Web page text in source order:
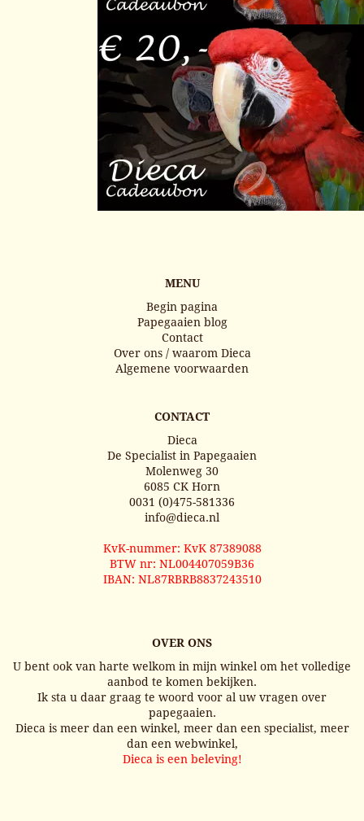
MENU
Begin pagina
Papegaaien blog
Contact
Over ons / waarom Dieca
Algemene voorwaarden
CONTACT
Dieca
De Specialist in Papegaaien
Molenweg 30
6085 CK Horn
0031 (0)475-581336
info@dieca.nl
KvK-nummer: KvK 87389088
BTW nr: NL004407059B36
IBAN: NL87RBRB8837243510
OVER ONS
U bent ook van harte welkom in mijn winkel om het volledige
aanbod te komen bekijken.
Ik sta u daar graag te woord voor al uw vragen over
papegaaien.
Dieca is meer dan een winkel, meer dan een specialist, meer
dan een webwinkel,
Dieca is een beleving!